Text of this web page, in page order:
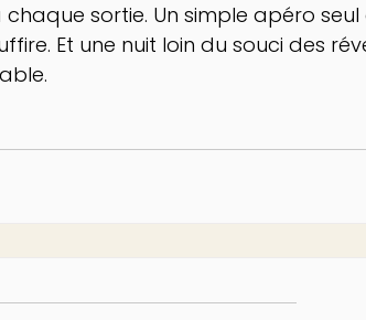
sortie. Un simple apéro seul
Et une nuit loin du souci des